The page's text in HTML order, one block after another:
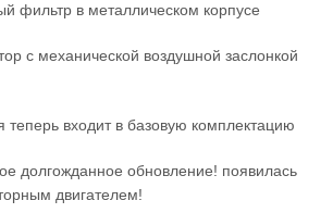
фильтр в металлическом корпусе
с механической воздушной заслонкой
теперь входит в базовую комплектацию
долгожданное обновление! появилась
двигателем!